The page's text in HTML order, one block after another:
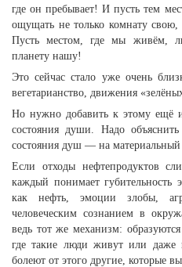
где он пребывает! И пусть тем
ощущать не только комнату
Пусть местом, где мы живём,
планету нашу!
Это сейчас стало уже очень
вегетарианство, движения
Но нужно добавить к этому ещё
состояния души. Надо
состояния душ — на
Если отходы нефтепродуктов
каждый понимает губительность
как нефть, эмоции злобы,
человеческим сознанием в
ведь тот же механизм:
где такие люди живут или даже
болеют от этого другие, которые